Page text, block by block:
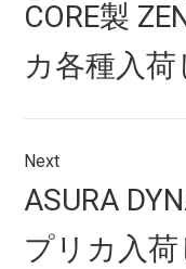
ナ
ビ
ゲ
ー
シ
ョ
Previous
post:
CORE製
カ各種入荷
Next
Next
post:
ASURA
プリカ入